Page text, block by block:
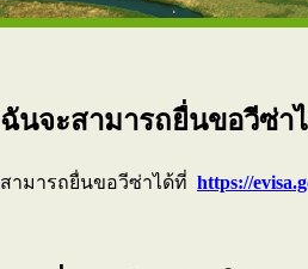
ฉันจะสามารถยื่นขอวีซ่า
สามารถยื่นขอวีซ่าได้ที่ https://